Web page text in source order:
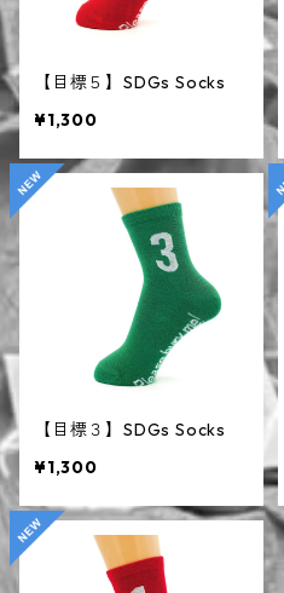
【目標５】SDGs Socks
¥1,300
【目標３】SDGs Socks
¥1,300